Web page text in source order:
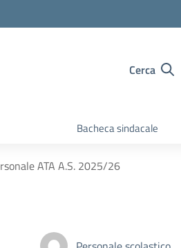
Cerca
Bacheca sindacale
ATA A.S. 2025/26